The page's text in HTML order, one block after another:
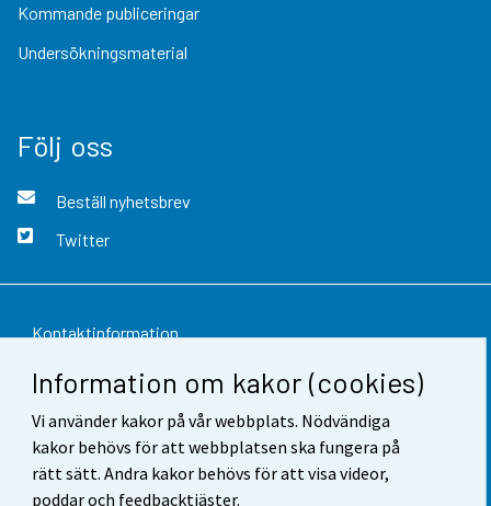
Information om kakor (cookies)
Vi använder kakor på vår webbplats. Nödvändiga
kakor behövs för att webbplatsen ska fungera på
rätt sätt. Andra kakor behövs för att visa videor,
poddar och feedbacktjäster.
Kommande publiceringar
Undersökningsmaterial
Följ oss
Beställ nyhetsbrev
Twitter
Kontaktinformation
Respons
Användarvillkor
Dataskydd